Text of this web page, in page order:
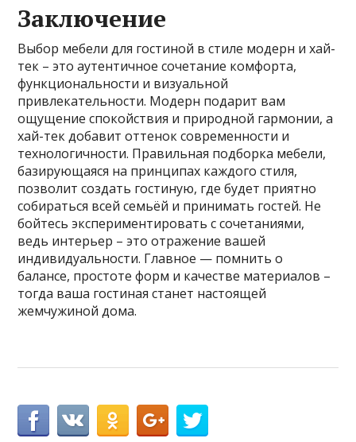
Заключение
Выбор мебели для гостиной в стиле модерн и хай-
тек – это аутентичное сочетание комфорта,
функциональности и визуальной
привлекательности. Модерн подарит вам
ощущение спокойствия и природной гармонии, а
хай-тек добавит оттенок современности и
технологичности. Правильная подборка мебели,
базирующаяся на принципах каждого стиля,
позволит создать гостиную, где будет приятно
собираться всей семьёй и принимать гостей. Не
бойтесь экспериментировать с сочетаниями,
ведь интерьер – это отражение вашей
индивидуальности. Главное — помнить о
балансе, простоте форм и качестве материалов –
тогда ваша гостиная станет настоящей
жемчужиной дома.